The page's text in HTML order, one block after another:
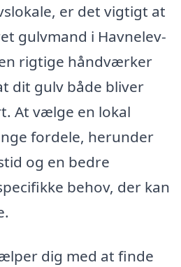
er det vigtigt at
gulvmand i Havnelev-
rigtige håndværker
dit gulv både bliver
At vælge en lokal
fordele, herunder
og en bedre
behov, der kan
dig med at finde